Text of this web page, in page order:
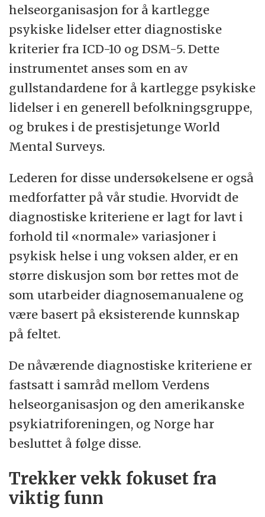
helseorganisasjon for å kartlegge
psykiske lidelser etter diagnostiske
kriterier fra ICD-10 og DSM-5. Dette
instrumentet anses som en av
gullstandardene for å kartlegge psykiske
lidelser i en generell befolkningsgruppe,
og brukes i de prestisjetunge World
Mental Surveys.
Lederen for disse undersøkelsene er også
medforfatter på vår studie. Hvorvidt de
diagnostiske kriteriene er lagt for lavt i
forhold til «normale» variasjoner i
psykisk helse i ung voksen alder, er en
større diskusjon som bør rettes mot de
som utarbeider diagnosemanualene og
være basert på eksisterende kunnskap
på feltet.
De nåværende diagnostiske kriteriene er
fastsatt i samråd mellom Verdens
helseorganisasjon og den amerikanske
psykiatriforeningen, og Norge har
besluttet å følge disse.
Trekker vekk fokuset fra
viktig funn